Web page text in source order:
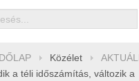
Közélet
a téli időszámítás, változik a